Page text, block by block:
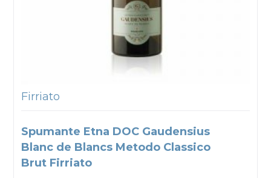
Firriato
Spumante Etna DOC Gaudensius
Blanc de Blancs Metodo Classico
Brut Firriato